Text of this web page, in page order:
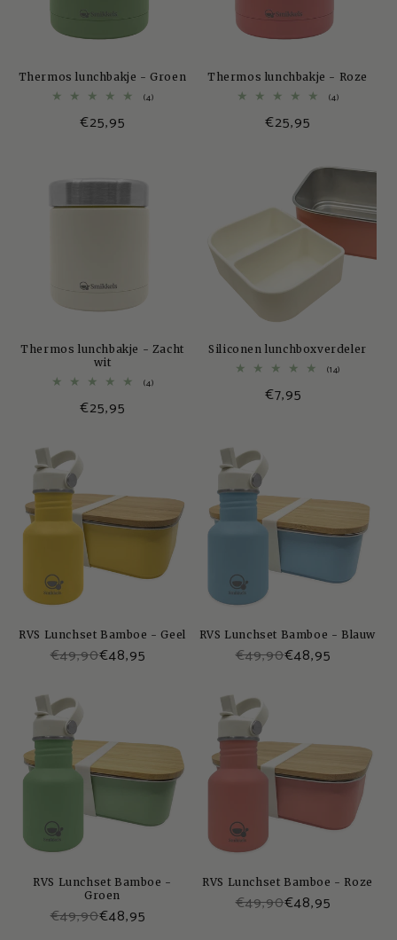
Thermos lunchbakje - Groen
(4)4
Normale
€25,95
Thermos lunchbakje - Roze
(4)4
Normale
€25,95
Thermos lunchbakje - Zacht
wit
(4)4
Normale
€25,95
Siliconen lunchboxverdeler
(14)
€7,95
RVS Lunchset Bamboe - Geel
€49,90€48,95
RVS Lunchset Bamboe - Blauw
€49,90€48,95
RVS Lunchset Bamboe -
Groen
€49,90€48,95
RVS Lunchset Bamboe - Roze
€49,90€48,95